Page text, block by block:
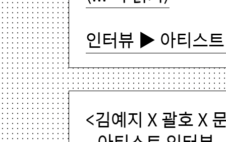
인터뷰 ▶ 아티스
<김예지 X 괄호 X